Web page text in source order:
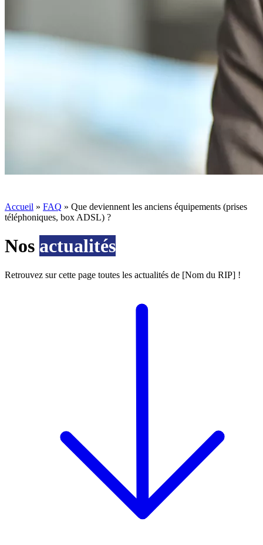
Accueil » FAQ » Que deviennent les anciens équipements (prises
téléphoniques, box ADSL) ?
Nos actualités
Retrouvez sur cette page toutes les actualités de [Nom du RIP] !